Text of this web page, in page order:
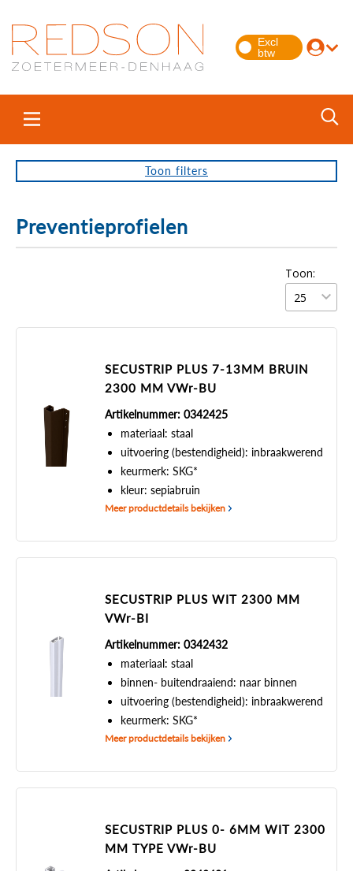
Toon filters
Preventieprofielen
Toon:
SECUSTRIP PLUS 7-13MM BRUIN
2300 MM VWr-BU
Artikelnummer: 0342425
materiaal: staal
uitvoering (bestendigheid): inbraakwerend
keurmerk: SKG*
kleur: sepiabruin
Meer productdetails bekijken
SECUSTRIP PLUS WIT 2300 MM
VWr-BI
Artikelnummer: 0342432
materiaal: staal
binnen- buitendraaiend: naar binnen
uitvoering (bestendigheid): inbraakwerend
keurmerk: SKG*
Meer productdetails bekijken
SECUSTRIP PLUS 0- 6MM WIT 2300
MM TYPE VWr-BU